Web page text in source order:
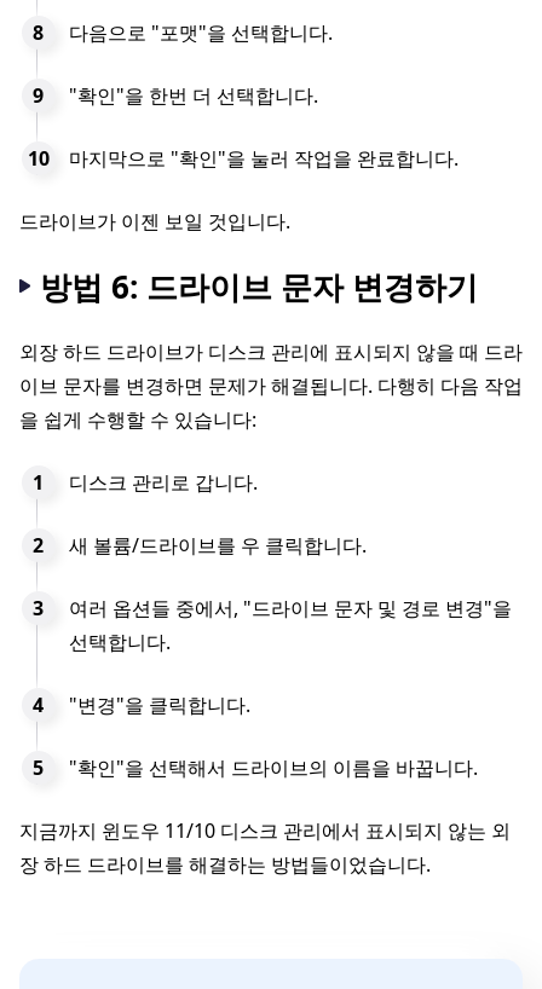
다음으로 "포맷"을 선택합니다.
"확인"을 한번 더 선택합니다.
마지막으로 "확인"을 눌러 작업을 완료합니다.
드라이브가 이젠 보일 것입니다.
방법 6: 드라이브 문자 변경하기
외장 하드 드라이브가 디스크 관리에 표시되지 않을 때 드라
이브 문자를 변경하면 문제가 해결됩니다. 다행히 다음 작업
을 쉽게 수행할 수 있습니다:
디스크 관리로 갑니다.
새 볼륨/드라이브를 우 클릭합니다.
여러 옵션들 중에서, "드라이브 문자 및 경로 변경"을
선택합니다.
"변경"을 클릭합니다.
"확인"을 선택해서 드라이브의 이름을 바꿉니다.
지금까지 윈도우 11/10 디스크 관리에서 표시되지 않는 외
장 하드 드라이브를 해결하는 방법들이었습니다.